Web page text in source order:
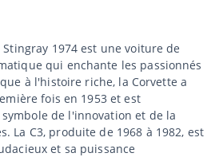
Stingray 1974 est une voiture de
qui enchante les passionnés
à l'histoire riche, la Corvette a
fois en 1953 et est
de l'innovation et de la
La C3, produite de 1968 à 1982, est
et sa puissance